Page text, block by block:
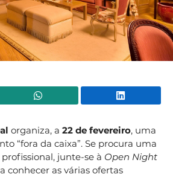
Facebook WhatsApp
organiza, a 22 de fevereiro, uma
“fora da caixa”. Se procura uma
junte-se à Open Night
conhecer as várias ofertas